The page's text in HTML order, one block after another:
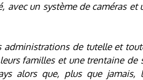
avec un système de caméras
administrations de tutelle et
familles et une trentaine de
alors que, plus que